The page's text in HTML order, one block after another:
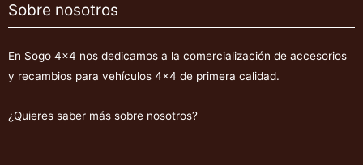
Sobre nosotros
En Sogo 4×4 nos dedicamos a la comercialización de accesorios
y recambios para vehículos 4×4 de primera calidad.
¿Quieres saber más sobre nosotros?